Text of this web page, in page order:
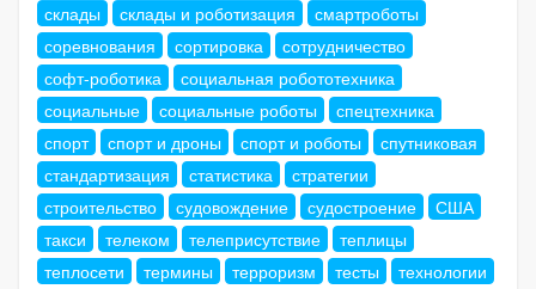
склады
склады и роботизация
смартроботы
соревнования
сортировка
сотрудничество
софт-роботика
социальная робототехника
социальные
социальные роботы
спецтехника
спорт
спорт и дроны спорт и роботы
спутниковая
стандартизация
статистика
стратегии
строительство
судовождение судостроение
США
такси
телеком телеприсутствие
теплицы
теплосети
термины терроризм тесты
технологии